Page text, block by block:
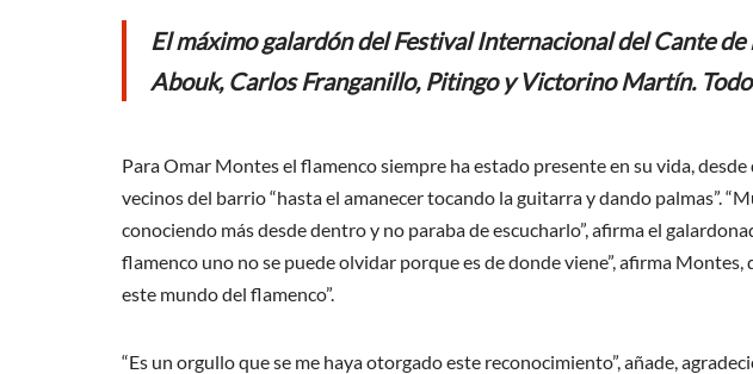
e
b
o
k
itt
er
at
s
A
p
ail
El máximo galardón del Festival Internacional del Cante
Abouk, Carlos Franganillo, Pitingo y Victorino Martín.
Para Omar Montes el flamenco siempre ha estado presente en su vida,
vecinos del barrio “hasta el amanecer tocando la guitarra y dando palmas”.
conociendo más desde dentro y no paraba de escucharlo”, afirma el
flamenco uno no se puede olvidar porque es de donde viene”, afirma
este mundo del flamenco”.
“Es un orgullo que se me haya otorgado este reconocimiento”, añade,